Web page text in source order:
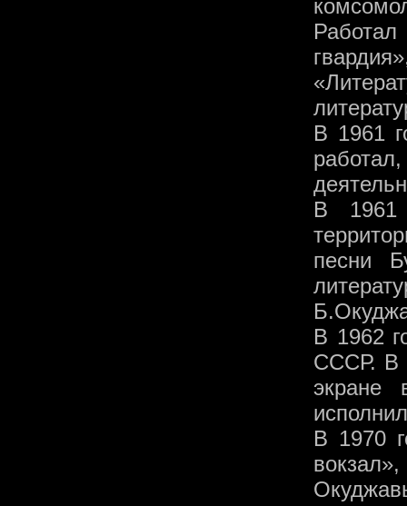
В 1961
В 1961
песни
В 1962
СССР. В
экране
В 1970